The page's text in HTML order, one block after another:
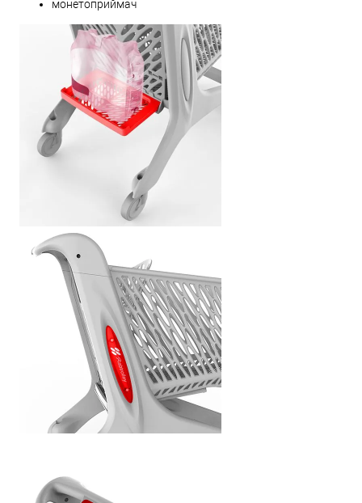
монетоприймач